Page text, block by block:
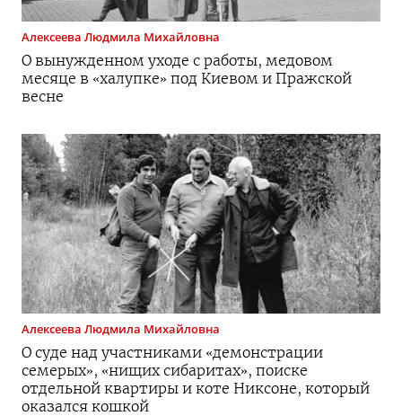
Алексеева Людмила Михайловна
О вынужденном уходе с работы, медовом
месяце в «халупке» под Киевом и Пражской
весне
Алексеева Людмила Михайловна
О суде над участниками «демонстрации
семерых», «нищих сибаритах», поиске
отдельной квартиры и коте Никсоне, который
оказался кошкой